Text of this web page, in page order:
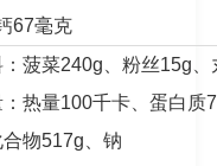
毫克
：菠菜240g、粉丝15g、
热量100千卡、蛋白质
合物517g、钠